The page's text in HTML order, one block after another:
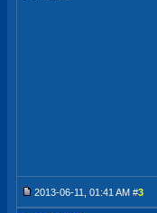
2013-06-11, 01:41 AM #3